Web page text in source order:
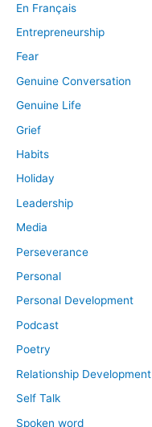
En Français
Entrepreneurship
Fear
Genuine Conversation
Genuine Life
Grief
Habits
Holiday
Leadership
Media
Perseverance
Personal
Personal Development
Podcast
Poetry
Relationship Development
Self Talk
Spoken word